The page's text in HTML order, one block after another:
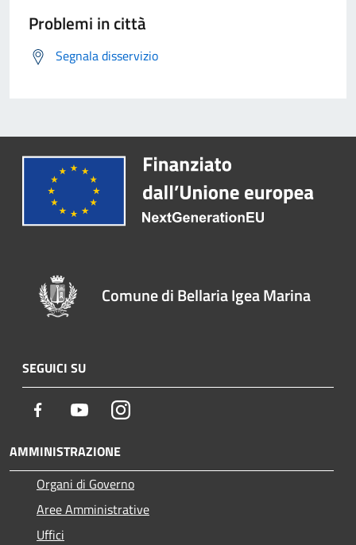
Problemi in città
Segnala disservizio
Comune di Bellaria Igea Marina
SEGUICI SU
Facebook YoutubeInstagram
AMMINISTRAZIONE
Organi di Governo
Aree Amministrative
Uffici